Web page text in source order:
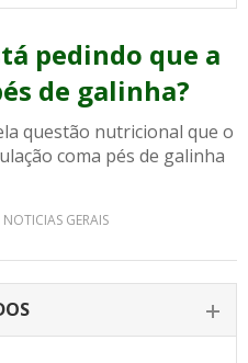
pedindo que a
de galinha?
questão nutricional que o
coma pés de galinha
GERAIS